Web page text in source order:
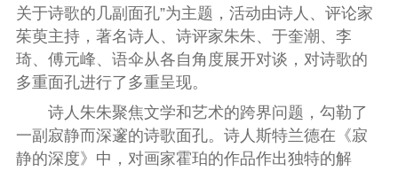
关于诗歌的几副面孔”为主题，活动由诗人、评论家
茱萸主持，著名诗人、诗评家朱朱、于奎潮、李
琦、傅元峰、语伞从各自角度展开对谈，对诗歌的
多重面孔进行了多重呈现。
诗人朱朱聚焦文学和艺术的跨界问题，勾勒了
一副寂静而深邃的诗歌面孔。诗人斯特兰德在《寂
静的深度》中，对画家霍珀的作品作出独特的解